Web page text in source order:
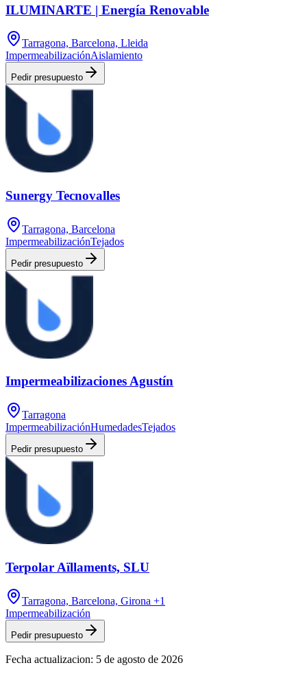
ILUMINARTE | Energía Renovable
Tarragona, Barcelona, Lleida
ImpermeabilizaciónAislamiento
Pedir presupuesto
Sunergy Tecnovalles
Tarragona, Barcelona
ImpermeabilizaciónTejados
Pedir presupuesto
Impermeabilizaciones Agustín
Tarragona
ImpermeabilizaciónHumedadesTejados
Pedir presupuesto
Terpolar Aïllaments, SLU
Tarragona, Barcelona, Girona +1
Impermeabilización
Pedir presupuesto
Fecha actualizacion: 5 de agosto de 2026